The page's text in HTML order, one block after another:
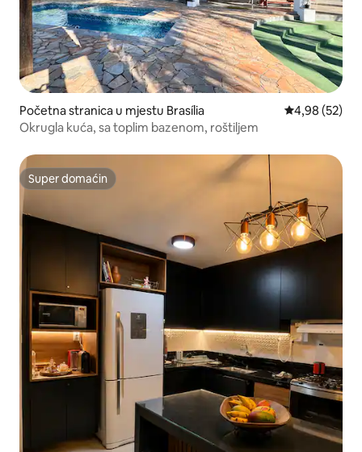
Početna stranica u mjestu Brasília prosječna
4,98 (52)
Okrugla kuća, sa toplim bazenom, roštiljem
Super domaćin
Super domaćin